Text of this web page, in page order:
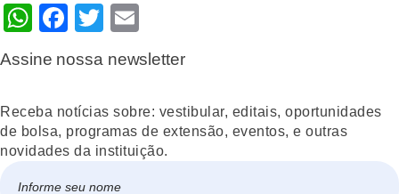
WhatsApp
Facebook
Twitter
Assine nossa newsletter
Receba notícias sobre: vestibular, editais, oportunidades
de bolsa, programas de extensão, eventos, e outras
novidades da instituição.